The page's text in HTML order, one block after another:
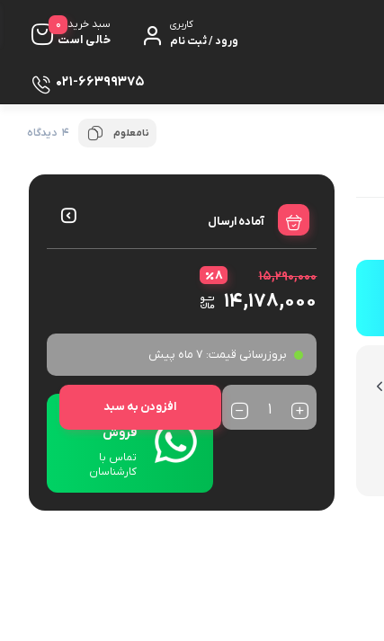
کاربری
ورود / ثبت نام
سبد خرید
خالی است
0
021-66399375
نامعلوم 4 دیدگاه
آماده ارسال
۱۵,۲۹۰,۰۰۰
۱۴,۱۷۸,۰۰۰
۸
بروزرسانی قیمت: 7 ماه پیش
افزودن به سبد
ارتباط با
فروش
تماس با
کارشناسان